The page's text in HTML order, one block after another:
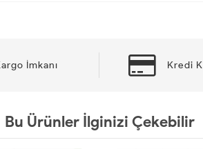
İmkanı Kredi
Bu Ürünler İlginizi Çekebilir